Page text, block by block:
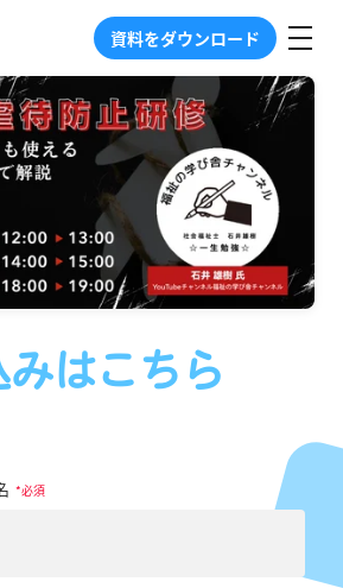
資料をダウンロード
はこちら
*